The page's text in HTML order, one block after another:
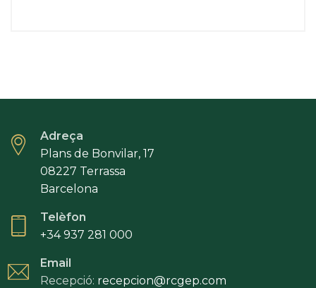
Adreça
Plans de Bonvilar, 17
08227 Terrassa
Barcelona
Telèfon
+34 937 281 000
Email
Recepció: recepcion@rcgep.com